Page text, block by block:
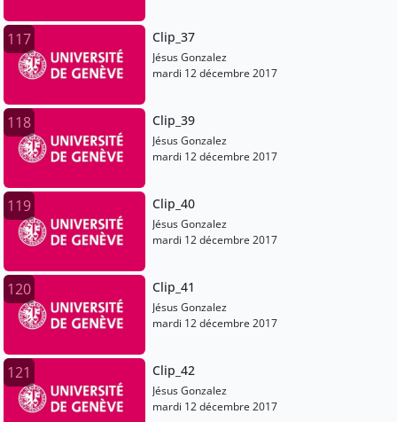
117 Clip_37
Jésus Gonzalez
mardi 12 décembre 2017
118 Clip_39
Jésus Gonzalez
mardi 12 décembre 2017
119 Clip_40
Jésus Gonzalez
mardi 12 décembre 2017
120 Clip_41
Jésus Gonzalez
mardi 12 décembre 2017
121 Clip_42
Jésus Gonzalez
mardi 12 décembre 2017